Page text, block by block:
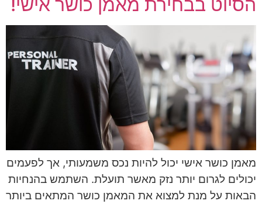
מאמן כושר אישי יכול להיות נכס משמעותי, אך לפעמים
יכולים לגרום יותר נזק מאשר תועלת. השתמש בהנחיות
הבאות על מנת למצוא את המאמן כושר המתאים ביותר